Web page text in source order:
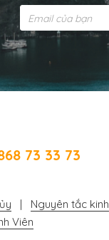
73 33 73
|
Nguyên tắc kinh
Viên